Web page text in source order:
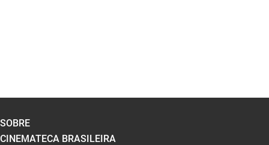
SOBRE
CINEMATECA BRASILEIRA